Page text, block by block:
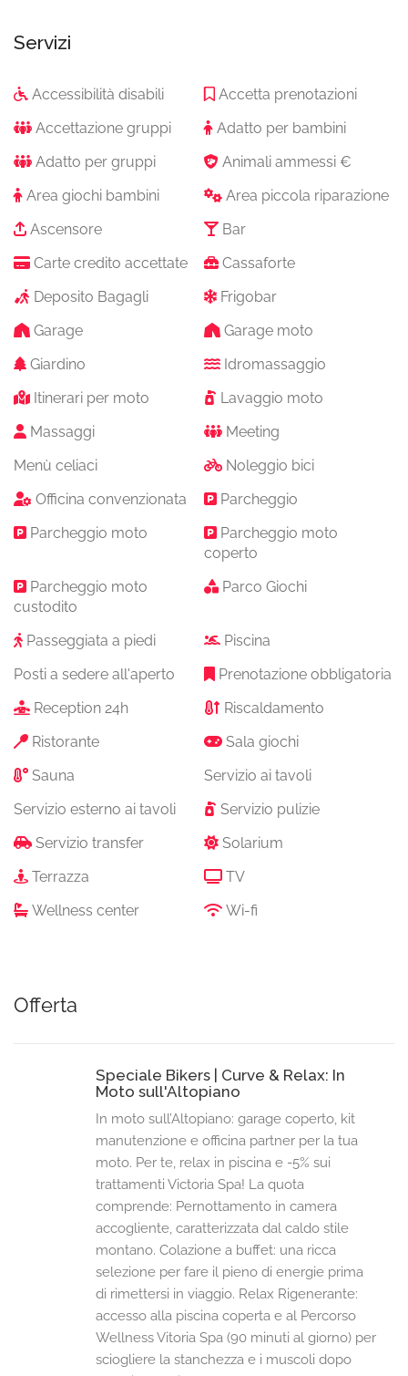
Servizi
Accessibilità disabili
Accetta prenotazioni
Accettazione gruppi
Adatto per bambini
Adatto per gruppi
Animali ammessi €
Area giochi bambini
Area piccola riparazione
Ascensore
Bar
Carte credito accettate
Cassaforte
Deposito Bagagli
Frigobar
Garage
Garage moto
Giardino
Idromassaggio
Itinerari per moto
Lavaggio moto
Massaggi
Meeting
Menù celiaci
Noleggio bici
Officina convenzionata
Parcheggio
Parcheggio moto
Parcheggio moto
coperto
Parcheggio moto
custodito
Parco Giochi
Passeggiata a piedi
Piscina
Posti a sedere all'aperto
Prenotazione obbligatoria
Reception 24h
Riscaldamento
Ristorante
Sala giochi
Sauna
Servizio ai tavoli
Servizio esterno ai tavoli
Servizio pulizie
Servizio transfer
Solarium
Terrazza
TV
Wellness center
Wi-fi
Offerta
Speciale Bikers | Curve & Relax: In
Moto sull'Altopiano
In moto sull’Altopiano: garage coperto, kit
manutenzione e officina partner per la tua
moto. Per te, relax in piscina e -5% sui
trattamenti Victoria Spa! La quota
comprende: Pernottamento in camera
accogliente, caratterizzata dal caldo stile
montano. Colazione a buffet: una ricca
selezione per fare il pieno di energie prima
di rimettersi in viaggio. Relax Rigenerante:
accesso alla piscina coperta e al Percorso
Wellness Vitoria Spa (90 minuti al giorno) per
sciogliere la stanchezza e i muscoli dopo